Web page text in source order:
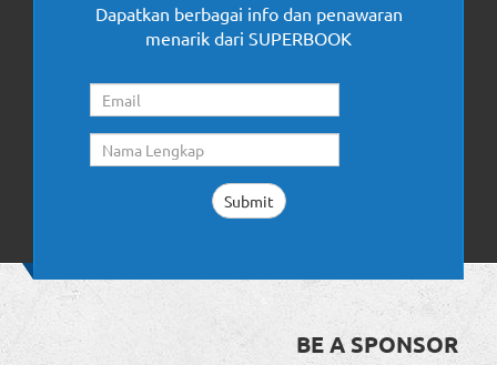
Dapatkan berbagai info dan penawaran
menarik dari SUPERBOOK
BE A SPONSOR